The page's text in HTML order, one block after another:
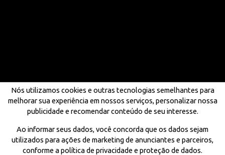
Nós utilizamos cookies e outras tecnologias semelhantes para
melhorar sua experiência em nossos serviços, personalizar nossa
publicidade e recomendar conteúdo de seu interesse.
Ao informar seus dados, você concorda que os dados sejam
utilizados para ações de marketing de anunciantes e parceiros,
conforme a política de privacidade e proteção de dados.